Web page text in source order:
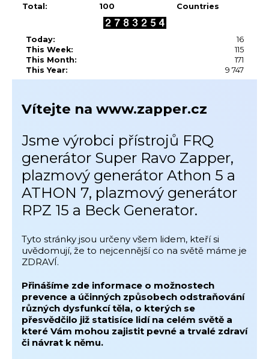
Total: 100 Countries
Today:
16
This Week:
115
This Month:
171
This Year:
9 747
Vítejte na www.zapper.cz
Jsme výrobci přístrojů FRQ
generátor Super Ravo Zapper,
plazmový generátor Athon 5 a
ATHON 7, plazmový generátor
RPZ 15 a Beck Generator.
Tyto stránky jsou určeny všem lidem, kteří si
uvědomují, že to nejcennější co na světě máme je
ZDRAVÍ.
Přinášíme zde informace o možnostech
prevence a účinných způsobech odstraňování
různých dysfunkcí těla, o kterých se
přesvědčilo již statisíce lidí na celém světě a
které Vám mohou zajistit pevné a trvalé zdraví
či návrat k němu.